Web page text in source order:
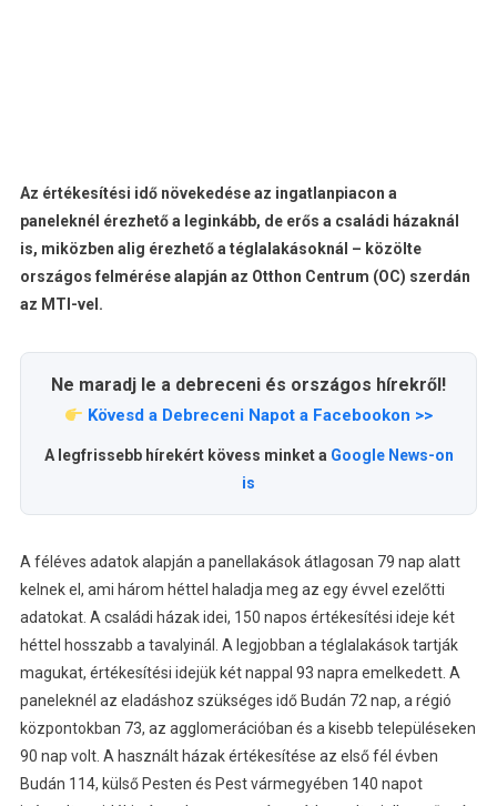
Az értékesítési idő növekedése az ingatlanpiacon a
paneleknél érezhető a leginkább, de erős a családi házaknál
is, miközben alig érezhető a téglalakásoknál – közölte
országos felmérése alapján az Otthon Centrum (OC) szerdán
az MTI-vel.
Ne maradj le a debreceni és országos hírekről!
Kövesd a Debreceni Napot a Facebookon >>
A legfrissebb hírekért kövess minket a Google News-on
is
A féléves adatok alapján a panellakások átlagosan 79 nap alatt
kelnek el, ami három héttel haladja meg az egy évvel ezelőtti
adatokat. A családi házak idei, 150 napos értékesítési ideje két
héttel hosszabb a tavalyinál. A legjobban a téglalakások tartják
magukat, értékesítési idejük két nappal 93 napra emelkedett. A
paneleknél az eladáshoz szükséges idő Budán 72 nap, a régió
központokban 73, az agglomerációban és a kisebb településeken
90 nap volt. A használt házak értékesítése az első fél évben
Budán 114, külső Pesten és Pest vármegyében 140 napot